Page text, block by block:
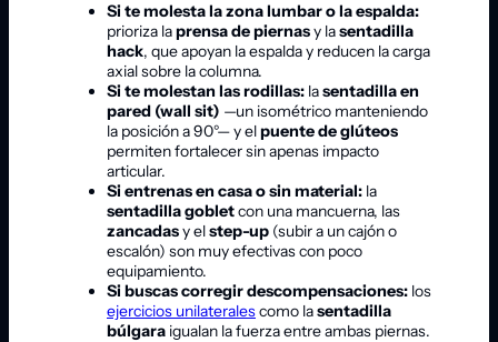
Si te molesta la zona lumbar o la espalda:
prioriza laprensa de piernasy lasentadilla
hack, que apoyan la espalda y reducen la carga
axial sobre la columna.
Si te molestan las rodillas: lasentadilla en
pared (wall sit) —un isométrico manteniendo
la posición a 90°— y elpuente de glúteos
permiten fortalecer sin apenas impacto
articular.
Si entrenas en casa o sin material: la
sentadilla gobletcon una mancuerna, las
zancadasy elstep-up (subir a un cajón o
escalón) son muy efectivas con poco
equipamiento.
Si buscas corregir descompensaciones: los
ejercicios unilateralescomo lasentadilla
búlgara igualan la fuerza entre ambas piernas.